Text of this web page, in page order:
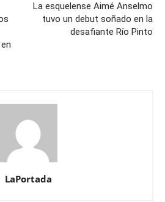
La esquelense Aimé Anselmo
tuvo un debut soñado en la
desafiante Río Pinto
LaPortada